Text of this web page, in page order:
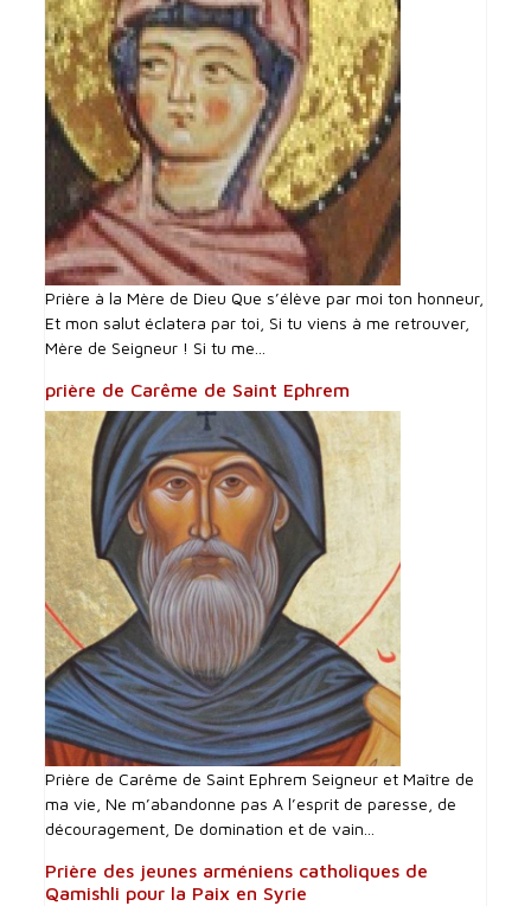
Prière à la Mère de Dieu Que s’élève par moi ton honneur,
Et mon salut éclatera par toi, Si tu viens à me retrouver,
Mère de Seigneur ! Si tu me...
prière de Carême de Saint Ephrem
Prière de Carême de Saint Ephrem Seigneur et Maître de
ma vie, Ne m’abandonne pas A l’esprit de paresse, de
découragement, De domination et de vain...
Prière des jeunes arméniens catholiques de
Qamishli pour la Paix en Syrie